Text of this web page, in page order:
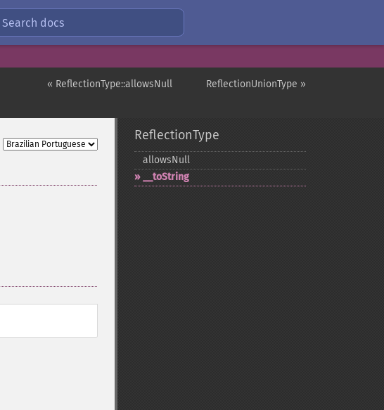
Search docs
ReflectionUnionType »
« ReflectionType::allowsNull
ReflectionType
allowsNull
_​_​toString